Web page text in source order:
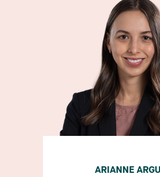
ARIANNE